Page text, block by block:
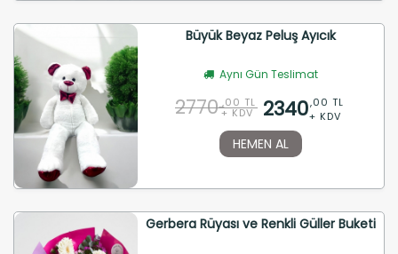
Büyük Beyaz Peluş Ayıcık
Aynı Gün Teslimat
2770 ,00 TL
+ KDV 2340,00 TL
+ KDV
HEMEN AL
Gerbera Rüyası ve Renkli Güller Buketi